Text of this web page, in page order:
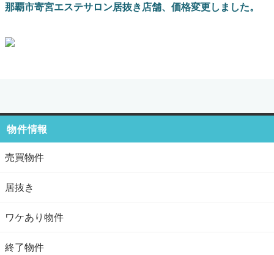
那覇市寄宮エステサロン居抜き店舗、価格変更しました。
物件情報
売買物件
居抜き
ワケあり物件
終了物件